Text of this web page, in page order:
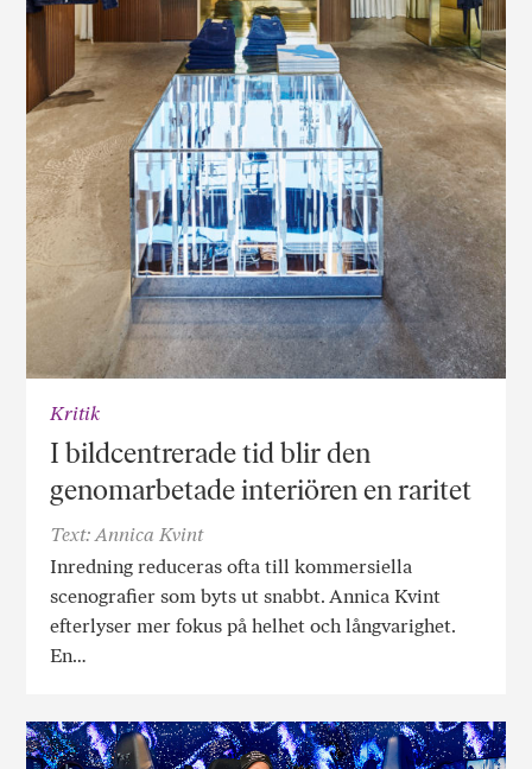
Kritik
I bildcentrerade tid blir den
genomarbetade interiören en raritet
Text: Annica Kvint
Inredning reduceras ofta till kommersiella
scenografier som byts ut snabbt. Annica Kvint
efterlyser mer fokus på helhet och långvarighet.
En…